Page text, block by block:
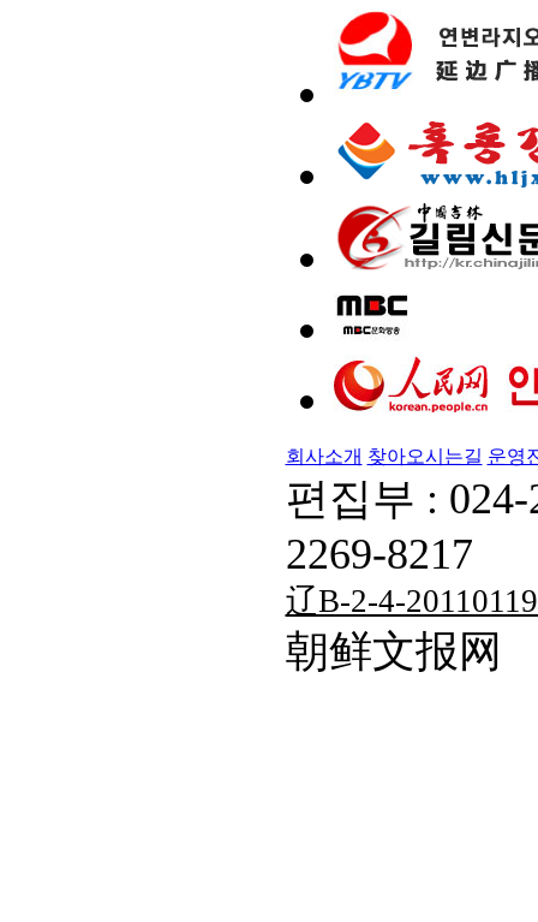
회사소개 찾아오시는길 운영
편집부 :
2269-8217
辽B-2-4-
朝鲜文报网